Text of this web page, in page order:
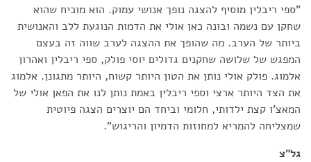
"ספי ריבלין מוסיף להצגה נופך אנושי עמוק. הוא מוכיח שהוא
שחקן עם נשמה ובונה כאן אולי את הדמות הנוגעת ללב והאנושית
ביותר של הערב. מה שהופך את ההצגה לערב שווה זה בעצם
המפגש של שלושה שחקנים גדולים יוסי פולק, ספי ריבלין ואהרון
אלמוג. פולק אולי נותן את הטון היותר קשוח, היותר מתגונן. אלמוג
את הצד היותר ארצי וספי ריבלין באמת נותן לנו את הפאן אולי של
המאצ'ו קצת ילדותי, חלומי וביחד הם יוצרים הצגה פיוטית
שמצליחה להמריא למחוזות הדמיון והריגוש".
גל"צ